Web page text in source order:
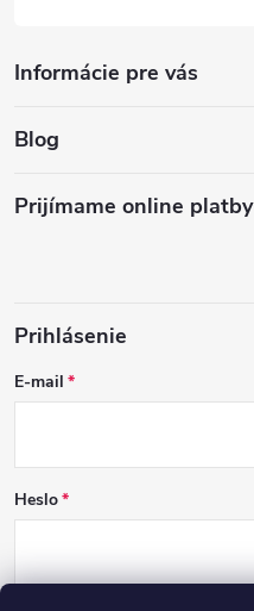
Informácie pre vás
Blog
Prijímame online platby
Prihlásenie
E-mail
Heslo